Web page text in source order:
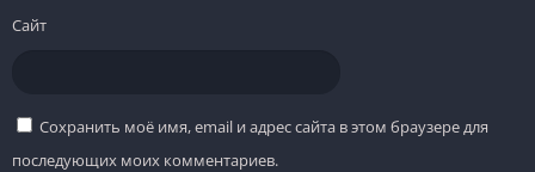
Сайт
Сохранить моё имя, email и адрес сайта в этом браузере для
последующих моих комментариев.